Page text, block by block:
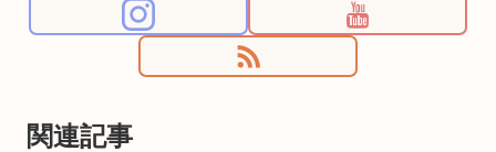
関連記事